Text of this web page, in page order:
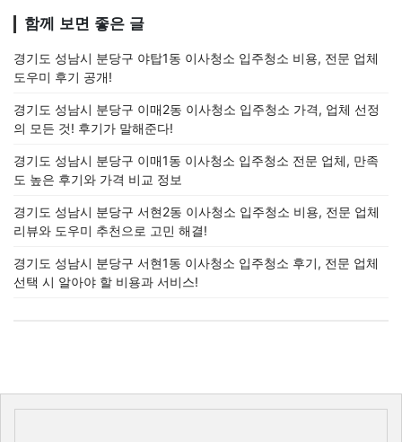
함께 보면 좋은 글
경기도 성남시 분당구 야탑1동 이사청소 입주청소 비용, 전문 업체
도우미 후기 공개!
경기도 성남시 분당구 이매2동 이사청소 입주청소 가격, 업체 선정
의 모든 것! 후기가 말해준다!
경기도 성남시 분당구 이매1동 이사청소 입주청소 전문 업체, 만족
도 높은 후기와 가격 비교 정보
경기도 성남시 분당구 서현2동 이사청소 입주청소 비용, 전문 업체
리뷰와 도우미 추천으로 고민 해결!
경기도 성남시 분당구 서현1동 이사청소 입주청소 후기, 전문 업체
선택 시 알아야 할 비용과 서비스!